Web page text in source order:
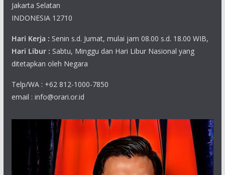
Jakarta Selatan
INDONESIA 12710
Hari Kerja : Senin s.d. Jumat, mulai jam 08.00 s.d. 18.00 WIB,
Hari Libur : Sabtu, Minggu dan Hari Libur Nasional yang
ditetapkan oleh Negara
Telp/WA : +62 812-1000-7850
email : info@orari.or.id